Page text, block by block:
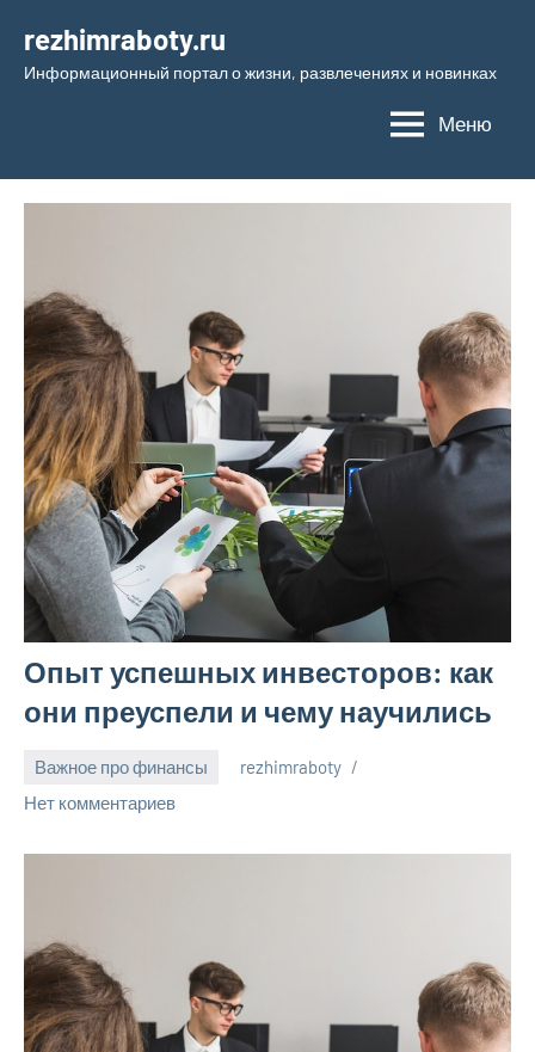
содержимому
rezhimraboty.ru
Информационный портал о жизни, развлечениях и новинках
Меню
Опыт успешных инвесторов: как
они преуспели и чему научились
Важное про финансы
24
2024
rezhimraboty
Нет комментариев